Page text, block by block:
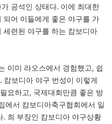
공석인 상태다. 이에 최대한
어 이들에게 좋은 야구를 가
련된 야구를 하는 캄보디아
이미 라오스에서 경험했고, 쉽
캄보디아 야구 번성이 이렇게
요하고, 국제대회만큼 좋은 방
에서 캄보디아축구협회에서 일
최 부장인 캄보디아 야구상황